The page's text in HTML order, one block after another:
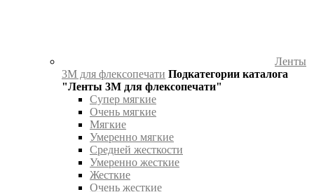
Ленты
3М для флексопечати Подкатегории каталога
"Ленты 3М для флексопечати"
Супер мягкие
Очень мягкие
Мягкие
Умеренно мягкие
Средней жесткости
Умеренно жесткие
Жесткие
Очень жесткие